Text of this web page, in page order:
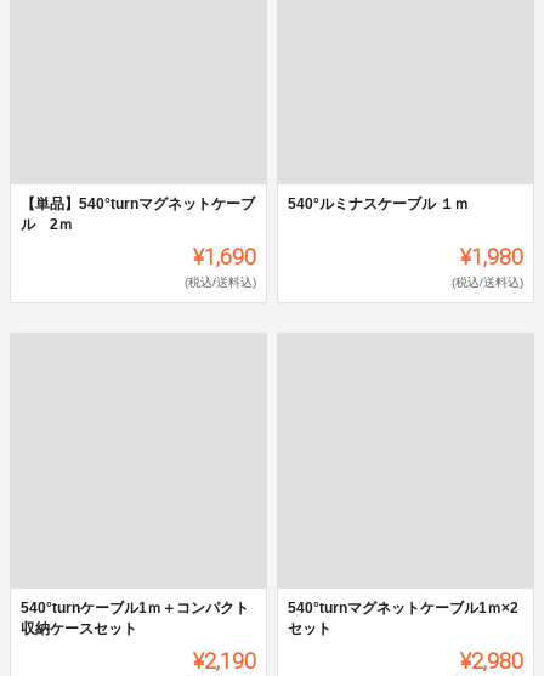
【単品】540°turnマグネットケーブ
ル 2ｍ
¥1,690
(税込/送料込)
540°ルミナスケーブル １ｍ
¥1,980
(税込/送料込)
540°turnケーブル1ｍ＋コンパクト
収納ケースセット
¥2,190
540°turnマグネットケーブル1ｍ×2
セット
¥2,980